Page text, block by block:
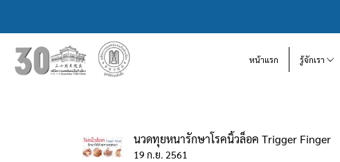
หน้าแรก รู้จักเรา
นวดทุยหนารักษาโรคนิ้วล็อค Trigger Finger
19 ก.ย. 2561